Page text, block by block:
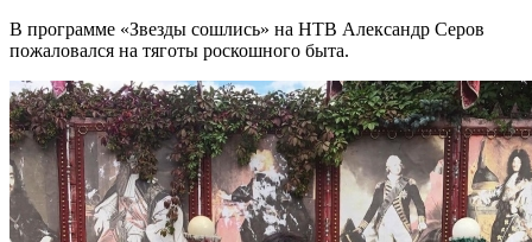
В программе «Звезды сошлись» на НТВ Александр Серов
пожаловался на тяготы роскошного быта.